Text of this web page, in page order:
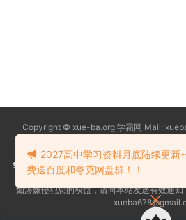
Copyright © xue-ba.org 学霸网 Mail:
常见问题
更新日志 忘记密码本站推
免责声明：本站资源均搜索自互联网和网友分
真实性和安全性负
如涉嫌侵犯您的权益，请向本站发送有效通
2027高中学习资料月底陆续更新
费送百度和夸克网盘群！！